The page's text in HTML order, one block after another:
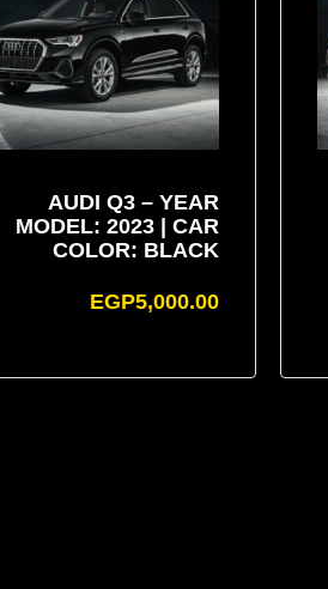
AUDI Q3 – YEAR
MODEL: 2023 | CAR
COLOR: BLACK
EGP5,000.00